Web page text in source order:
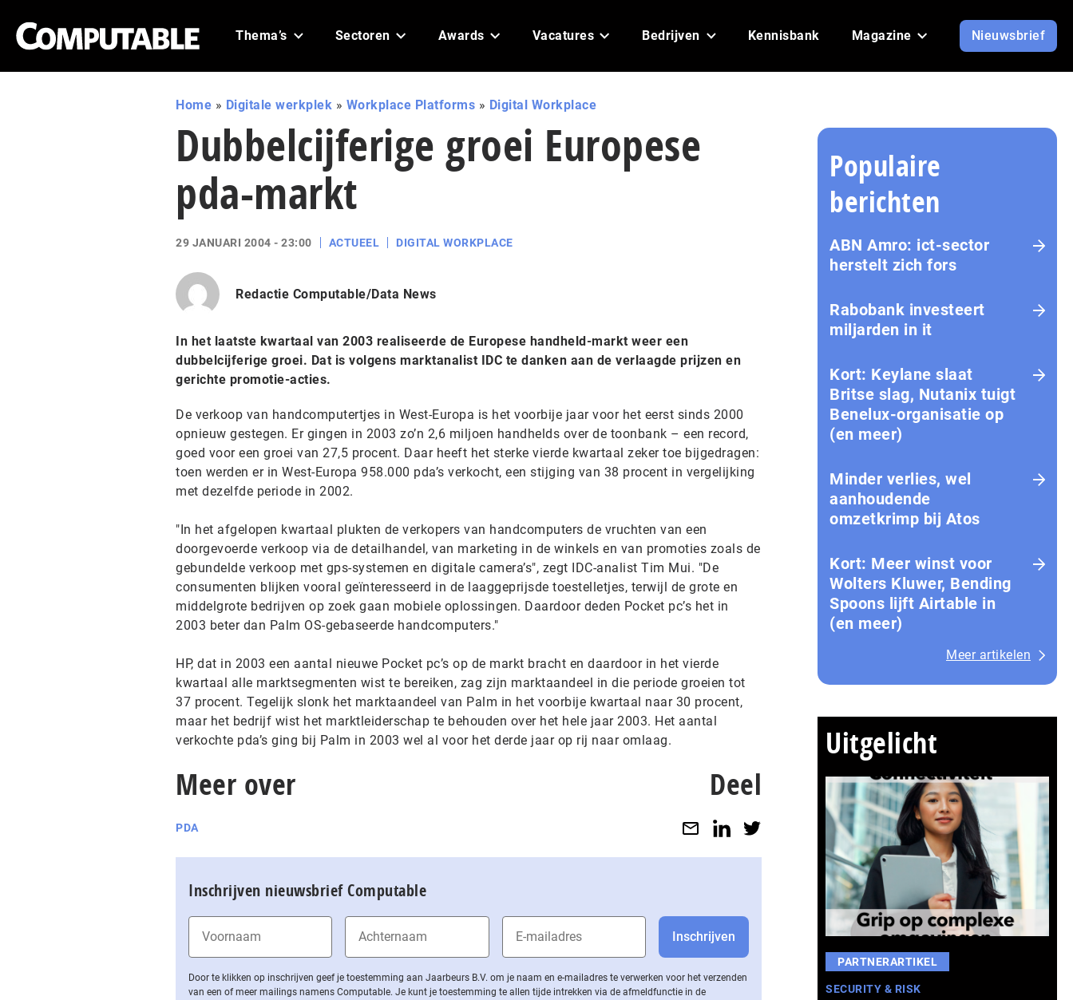
Thema’s Sectoren Awards Vacatures Bedrijven Kennisbank Magazine Nieuwsbrief
Home » Digitale werkplek » Workplace Platforms » Digital Workplace
Dubbelcijferige groei Europese
pda-markt
29 JANUARI 2004 - 23:00 ACTUEEL DIGITAL WORKPLACE
Redactie Computable/Data News
In het laatste kwartaal van 2003 realiseerde de Europese handheld-markt weer een
dubbelcijferige groei. Dat is volgens marktanalist IDC te danken aan de verlaagde prijzen en
gerichte promotie-acties.
De verkoop van handcomputertjes in West-Europa is het voorbije jaar voor het eerst sinds 2000
opnieuw gestegen. Er gingen in 2003 zo’n 2,6 miljoen handhelds over de toonbank – een record,
goed voor een groei van 27,5 procent. Daar heeft het sterke vierde kwartaal zeker toe bijgedragen:
toen werden er in West-Europa 958.000 pda’s verkocht, een stijging van 38 procent in vergelijking
met dezelfde periode in 2002.
"In het afgelopen kwartaal plukten de verkopers van handcomputers de vruchten van een
doorgevoerde verkoop via de detailhandel, van marketing in de winkels en van promoties zoals de
gebundelde verkoop met gps-systemen en digitale camera’s", zegt IDC-analist Tim Mui. "De
consumenten blijken vooral geïnteresseerd in de laaggeprijsde toestelletjes, terwijl de grote en
middelgrote bedrijven op zoek gaan mobiele oplossingen. Daardoor deden Pocket pc’s het in
2003 beter dan Palm OS-gebaseerde handcomputers."
HP, dat in 2003 een aantal nieuwe Pocket pc’s op de markt bracht en daardoor in het vierde
kwartaal alle marktsegmenten wist te bereiken, zag zijn marktaandeel in die periode groeien tot
37 procent. Tegelijk slonk het marktaandeel van Palm in het voorbije kwartaal naar 30 procent,
maar het bedrijf wist het marktleiderschap te behouden over het hele jaar 2003. Het aantal
verkochte pda’s ging bij Palm in 2003 wel al voor het derde jaar op rij naar omlaag.
Meer over
PDA
Deel
Inschrijven nieuwsbrief Computable
Door te klikken op inschrijven geef je toestemming aan Jaarbeurs B.V. om je naam en e-mailadres te verwerken voor het verzenden
van een of meer mailings namens Computable. Je kunt je toestemming te allen tijde intrekken via de af­meld­func­tie in de
Populaire
berichten
ABN Amro: ict-sector
herstelt zich fors
Rabobank investeert
miljarden in it
Kort: Keylane slaat
Britse slag, Nutanix tuigt
Benelux-organisatie op
(en meer)
Minder verlies, wel
aanhoudende
omzetkrimp bij Atos
Kort: Meer winst voor
Wolters Kluwer, Bending
Spoons lijft Airtable in
(en meer)
Meer artikelen
Uitgelicht
PARTNERARTIKEL
SECURITY & RISK